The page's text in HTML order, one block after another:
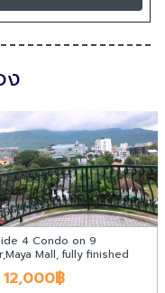
ง
4 Condo on 9
Mall, fully finished
12,000฿